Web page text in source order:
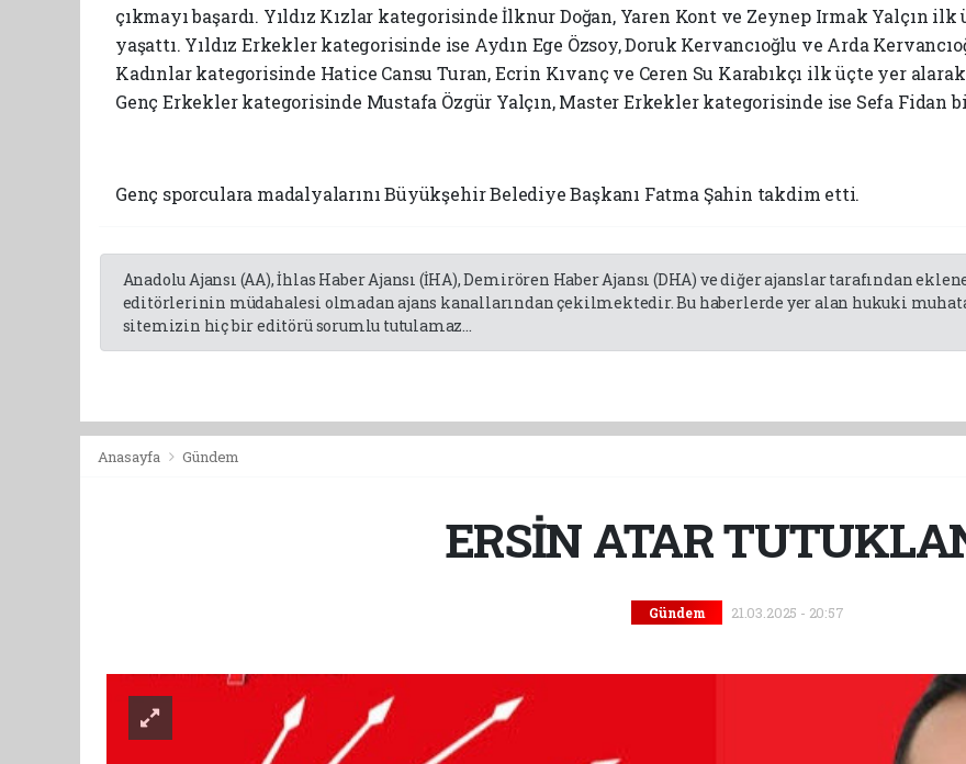
çıkmayı başardı. Yıldız Kızlar kategorisinde İlknur Doğan, Yaren Kont ve Zeynep Irmak Yalçın
yaşattı. Yıldız Erkekler kategorisinde ise Aydın Ege Özsoy, Doruk Kervancıoğlu ve Arda
Kadınlar kategorisinde Hatice Cansu Turan, Ecrin Kıvanç ve Ceren Su Karabıkçı ilk üçte yer
Genç Erkekler kategorisinde Mustafa Özgür Yalçın, Master Erkekler kategorisinde ise Sefa Fidan
Genç sporculara madalyalarını Büyükşehir Belediye Başkanı Fatma Şahin takdim etti.
Anadolu Ajansı (AA), İhlas Haber Ajansı (İHA), Demirören Haber Ajansı (DHA) ve diğer ajanslar tarafından
editörlerinin müdahalesi olmadan ajans kanallarından çekilmektedir. Bu haberlerde yer alan hukuki
sitemizin hiç bir editörü sorumlu tutulamaz...
Anasayfa Gündem
ERSİN ATAR
Gündem 21.03.2025 - 20:57